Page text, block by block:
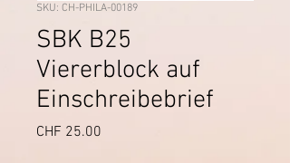
SKU: CH-PHILA-00189
SBK B25
Viererblock auf
Einschreibebrief
CHF 25.00